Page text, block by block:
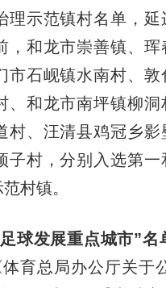
理示范镇村名单，延
，和龙市崇善镇、珲
市石岘镇水南村、敦
、和龙市南坪镇柳洞
村、汪清县鸡冠乡影
子村，分别入选第一
村镇。
球发展重点城市”名
育总局办公厅关于